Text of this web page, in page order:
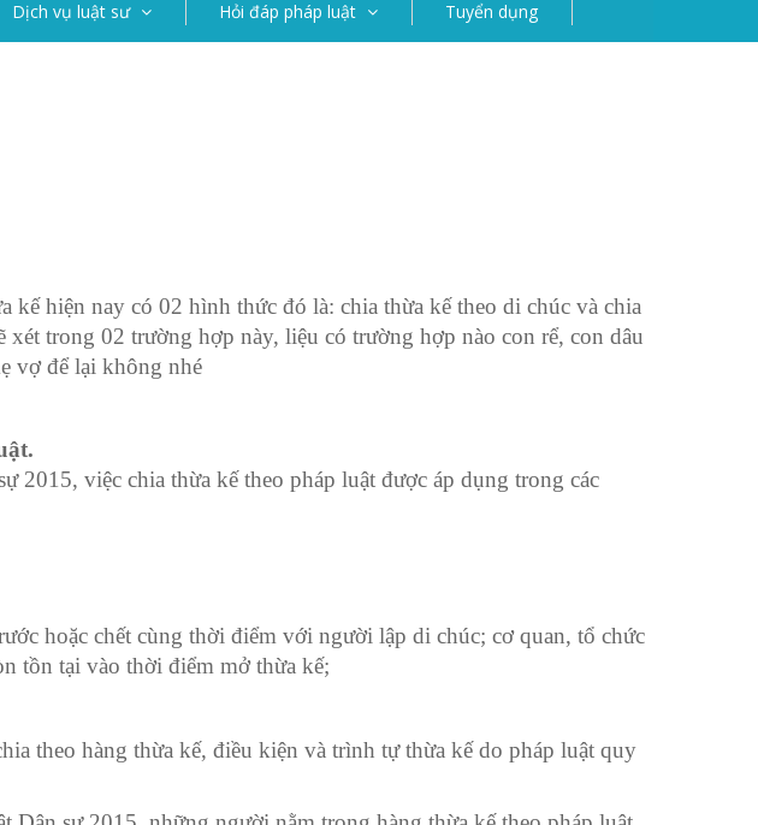
Dịch vụ luật sư Hỏi đáp pháp luật Tuyển dụng
kế hiện nay có 02 hình thức đó là: chia thừa kế theo di chúc và chia
xét trong 02 trường hợp này, liệu có trường hợp nào con rể, con dâu
vợ để lại không nhé
2015, việc chia thừa kế theo pháp luật được áp dụng trong các
hoặc chết cùng thời điểm với người lập di chúc; cơ quan, tổ chức
tồn tại vào thời điểm mở thừa kế;
theo hàng thừa kế, điều kiện và trình tự thừa kế do pháp luật quy